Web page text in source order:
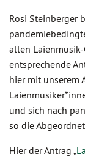
Rosi Steinberger
allen
entsprechende
hier mit unserem
und sich nach
so die
Hier der Antrag „